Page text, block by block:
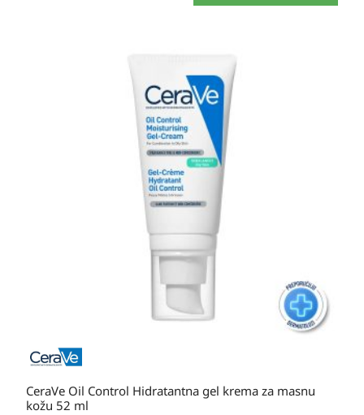
CeraVe Oil Control Hidratantna gel krema za masnu
kožu 52 ml